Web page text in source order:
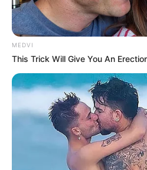
MEDVI
This Trick Will Give You An